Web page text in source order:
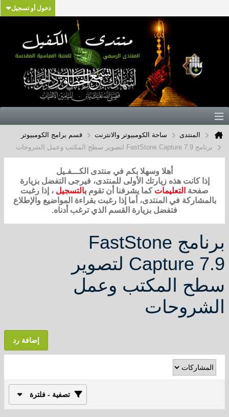
دخول أو تسجيل
المنتدى ساحة الكومبيوتر والانترنت
قسم برامج الكومبيوتر
برنامج FastStone Capture 7.9 لتصوير سطح المكتب وعمل الشروحات
أهلا وسهلا بكم في منتدى الكـــفـيل
إذا كانت هذه زيارتك الأولى للمنتدى، فيرجى التفضل بزيارة
صفحة التعليمات كما يشرفنا أن تقوم بالتسجيل ، إذا رغبت
بالمشاركة في المنتدى، أما إذا رغبت بقراءة المواضيع والإطلاع
فتفضل بزيارة القسم الذي ترغب أدناه.
برنامج FastStone
Capture 7.9 لتصوير
سطح المكتب وعمل
الشروحات
إضافة رد
تصفية - فلترة